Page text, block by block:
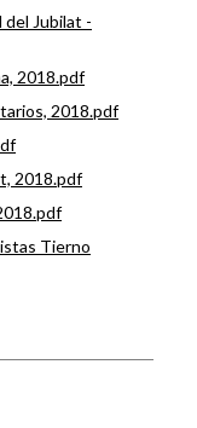
del Jubilat -
2018.pdf
2018.pdf
2018.pdf
Tierno